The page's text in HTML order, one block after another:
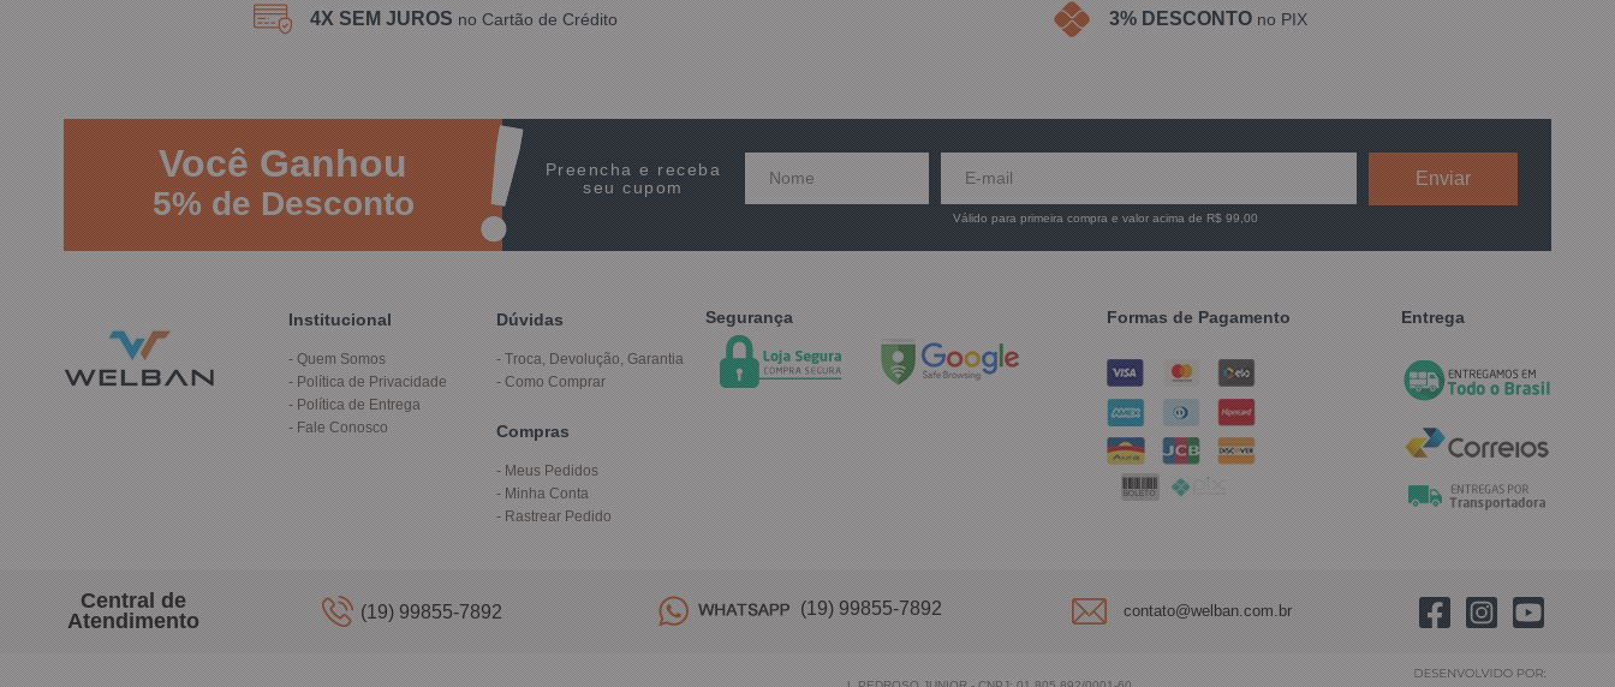
4X SEM JUROS no Cartão de Crédito 3% DESCONTO no PIX
VocêGanhou
5%de Desconto
Preencha e receba
seu cupom
Válido para primeira compra e valor acima de R$ 99,00
Institucional
Quem Somos
Política de Privacidade
Política de Entrega
Fale Conosco
Dúvidas
Troca, Devolução, Garantia
Como Comprar
Compras
Meus Pedidos
Minha Conta
Rastrear Pedido
Segurança Formas de Pagamento Entrega
Central de
Atendimento
(19) 99855-7892 (19) 99855-7892 contato@welban.com.br